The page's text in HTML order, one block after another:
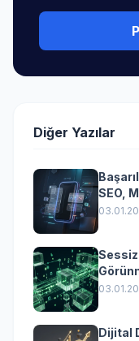
Diğer Yazılar
SEO,
Dijital